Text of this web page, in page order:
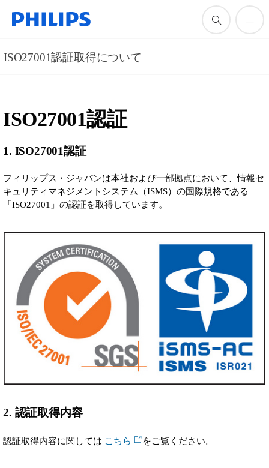
ISO27001認証取得について
ISO27001認証
1. ISO27001認証
フィリップス・ジャパンは本社および一部拠点において、情報セ
キュリティマネジメントシステム（ISMS）の国際規格である
「ISO27001」の認証を取得しています。
2. 認証取得内容
認証取得内容に関しては こちら をご覧ください。